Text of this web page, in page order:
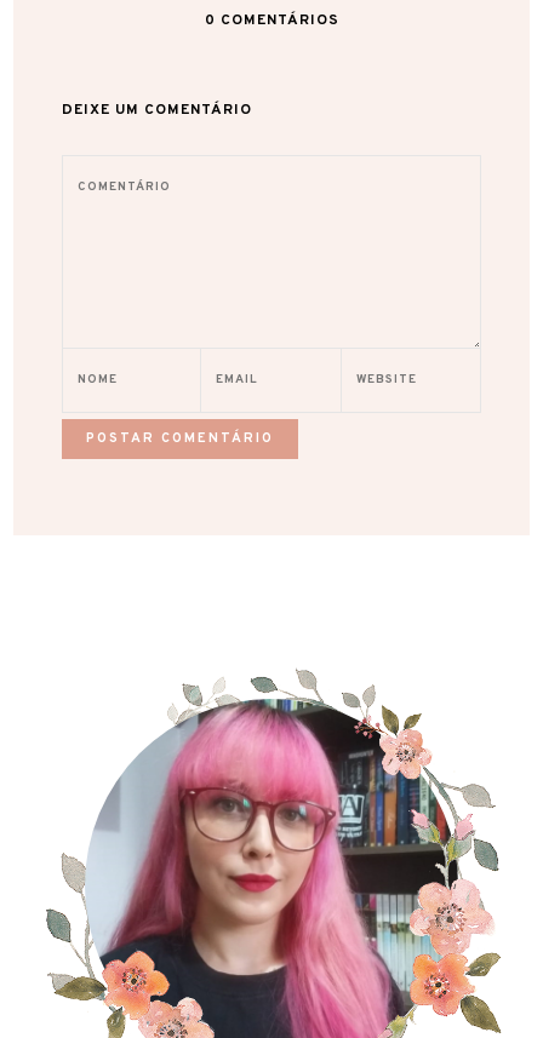
0 COMENTÁRIOS
DEIXE UM COMENTÁRIO